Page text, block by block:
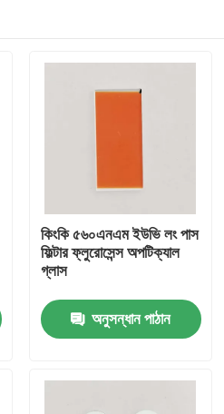
কিংকি ৫৬০এনএম ইউভি লং পাস
ফিল্টার ফ্লুরোসেন্স অপটিক্যাল
গ্লাস
অনুসন্ধান পাঠান